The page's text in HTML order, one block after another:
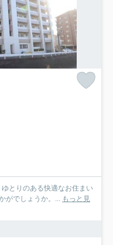
とりのある快適なお住まい
がでしょうか。... もっと見